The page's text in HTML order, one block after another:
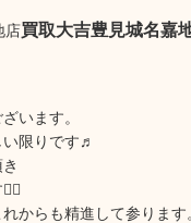
買取大吉豊見城名嘉
います。
い限りです♬
からも精進して参ります